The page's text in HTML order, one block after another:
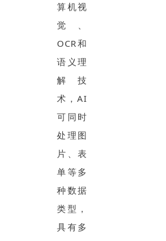
算机视
觉、
OCR和
语义理
解技
术，AI
可同时
处理图
片、表
单等多
种数据
类型，
具有多